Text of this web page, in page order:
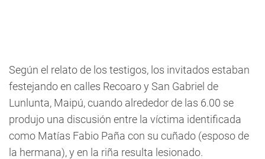
Según el relato de los testigos, los invitados estaban
festejando en calles Recoaro y San Gabriel de
Lunlunta, Maipú, cuando alrededor de las 6.00 se
produjo una discusión entre la víctima identificada
como Matías Fabio Paña con su cuñado (esposo de
la hermana), y en la riña resulta lesionado.